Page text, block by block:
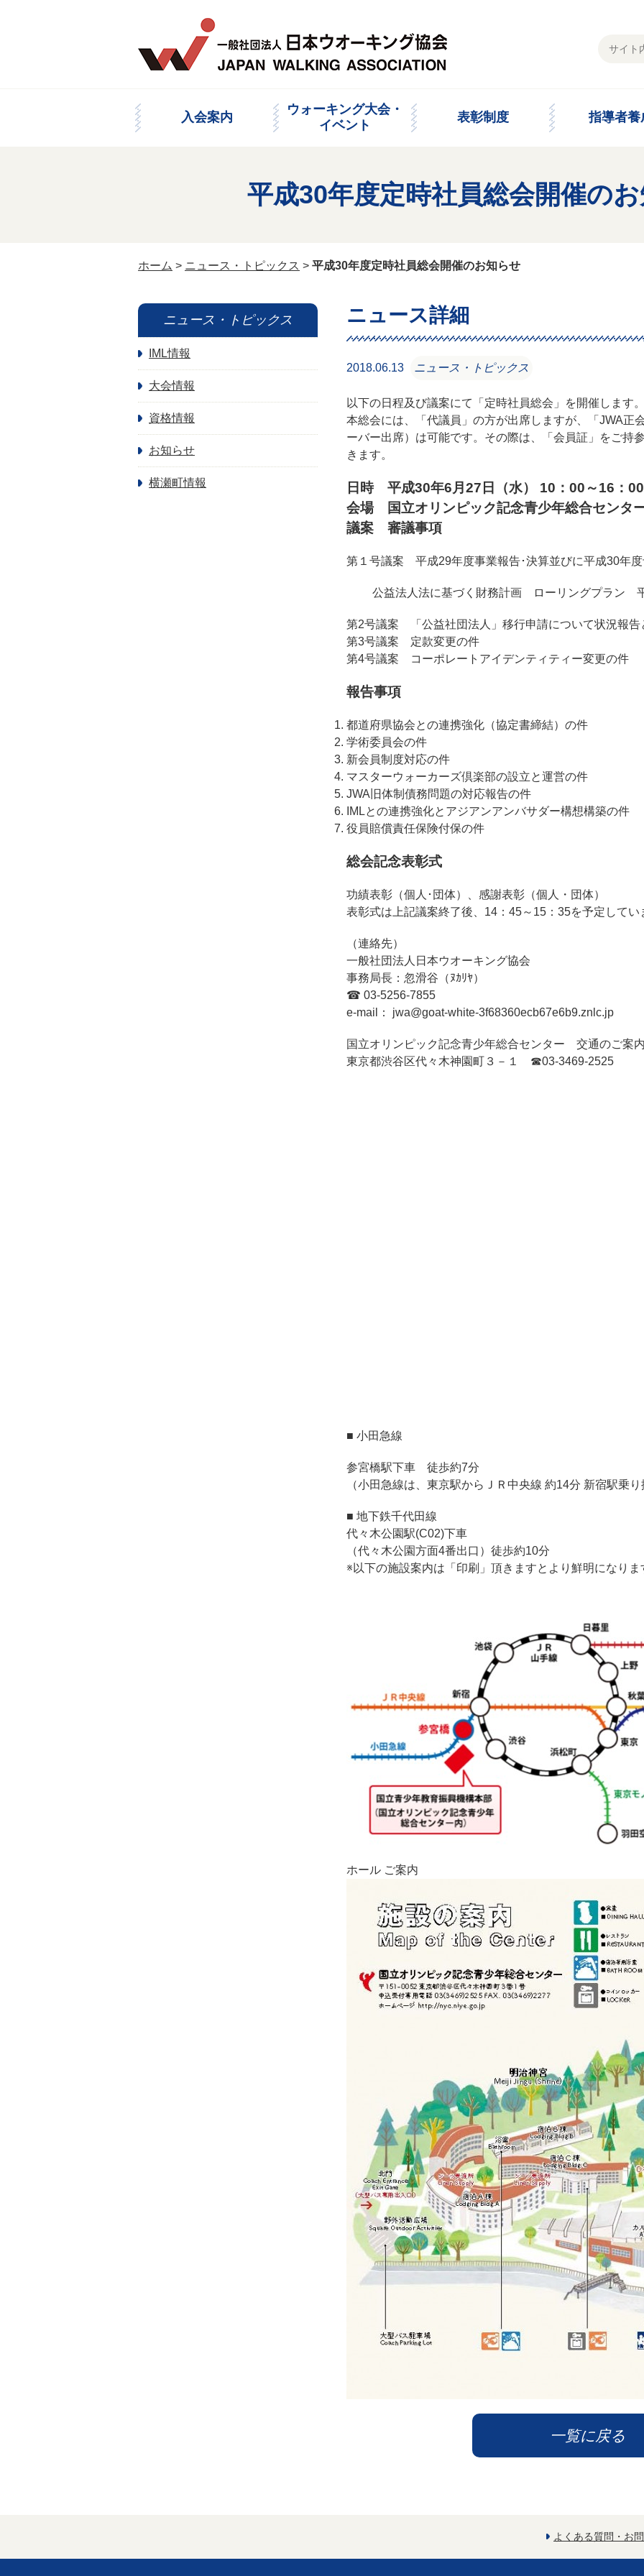
入会案内
ウォーキング大会・
イベント
表彰制度 指導者養
平成30年度定時社員総会開催の
ホーム > ニュース・トピックス > 平成30年度定時社員総会開催のお知らせ
ニュース詳細
2018.06.13 ニュース・トピックス
以下の日程及び議案にて「定時社員総会」を開催します
本総会には、「代議員」の方が出席しますが、「JWA正
ーバー出席）は可能です。その際は、「会員証」をご持
きます。
日時 平成30年6月27日（水） 10：00～16：00
会場 国立オリンピック記念青少年総合センタ
議案 審議事項
第１号議案 平成29年度事業報告･決算並びに平成30年
公益法人法に基づく財務計画 ローリングプラン 平
第2号議案 「公益社団法人」移行申請について状況報告
第3号議案 定款変更の件
第4号議案 コーポレートアイデンティティー変更の件
報告事項
都道府県協会との連携強化（協定書締結）の件
学術委員会の件
新会員制度対応の件
マスターウォーカーズ倶楽部の設立と運営の件
JWA旧体制債務問題の対応報告の件
IMLとの連携強化とアジアンアンバサダー構想構築の件
役員賠償責任保険付保の件
総会記念表彰式
功績表彰（個人･団体）、感謝表彰（個人・団体）
表彰式は上記議案終了後、14：45～15：35を予定してい
（連絡先）
一般社団法人日本ウオーキング協会
事務局長：忽滑谷（ﾇｶﾘﾔ）
☎ 03-5256-7855
e-mail： jwa@goat-white-3f68360ecb67e6b9.znlc.jp
国立オリンピック記念青少年総合センター 交通のご案
東京都渋谷区代々木神園町３－１ ☎03-3469-2525
■ 小田急線
参宮橋駅下車 徒歩約7分
（小田急線は、東京駅からＪＲ中央線 約14分 新宿駅乗
■ 地下鉄千代田線
代々木公園駅(C02)下車
（代々木公園方面4番出口）徒歩約10分
※以下の施設案内は「印刷」頂きますとより鮮明になりま
ホール ご案内
一覧に戻る
ニュース・トピックス
IML情報
大会情報
資格情報
お知らせ
横瀬町情報
よくある質問・お